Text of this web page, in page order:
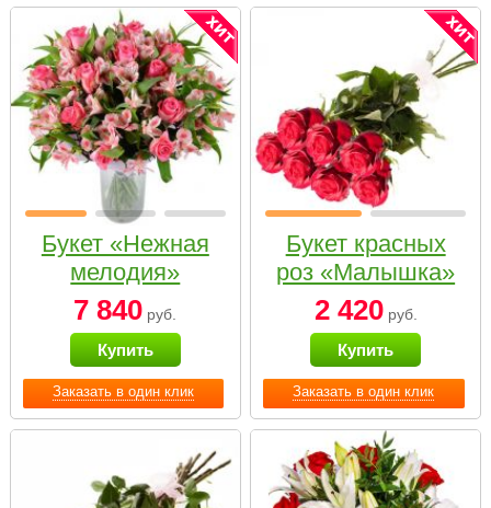
Заказать в один клик
Букет «Нежная
мелодия»
7 840 руб.
Купить
Заказать в один клик
Букет красных
роз «Малышка»
2 420руб.
Купить